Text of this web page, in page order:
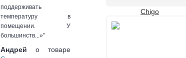
поддерживать
температуру в
помещении. У
большинств...»
Андрей о товаре